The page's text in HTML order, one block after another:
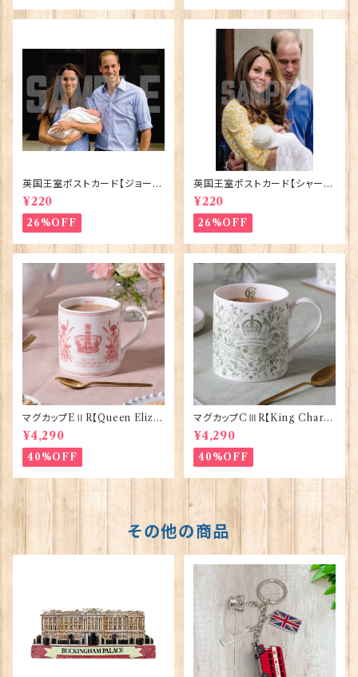
英国王室ポストカード【ジョージ
王子ご誕生】Pageantry Post
card 90183-JEF100
¥220
26%OFF
英国王室ポストカード【シャーロ
ット王女2】Pageantry Postca
rd 90183-JEF202
¥220
26%OFF
マグカップEⅡR【Queen Eliza
bethⅡ Commemorative】Vi
ctoria Eggs 50126
¥4,290
40%OFF
マグカップCⅢR【King Charle
sⅢ Coronation】Victoria E
ggs 50127
¥4,290
40%OFF
その他の商品